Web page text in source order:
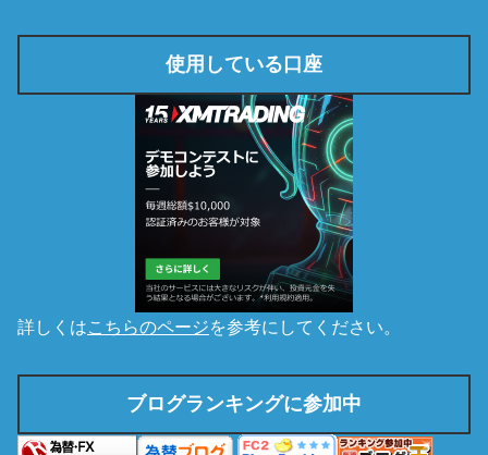
使用している口座
詳しくはこちらのページを参考にしてください。
ブログランキングに参加中